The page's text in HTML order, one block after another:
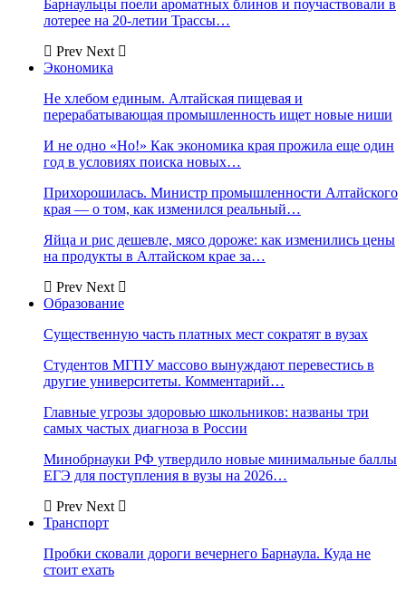
Барнаульцы поели ароматных блинов и поучаствовали в
лотерее на 20-летии Трассы…
Prev Next
Экономика
Не хлебом единым. Алтайская пищевая и
перерабатывающая промышленность ищет новые ниши
И не одно «Но!» Как экономика края прожила еще один
год в условиях поиска новых…
Прихорошилась. Министр промышленности Алтайского
края — о том, как изменился реальный…
Яйца и рис дешевле, мясо дороже: как изменились цены
на продукты в Алтайском крае за…
Prev Next
Образование
Существенную часть платных мест сократят в вузах
Студентов МГПУ массово вынуждают перевестись в
другие университеты. Комментарий…
Главные угрозы здоровью школьников: названы три
самых частых диагноза в России
Минобрнауки РФ утвердило новые минимальные баллы
ЕГЭ для поступления в вузы на 2026…
Prev Next
Транспорт
Пробки сковали дороги вечернего Барнаула. Куда не
стоит ехать